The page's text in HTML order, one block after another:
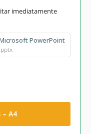
imediatamente
PowerPoint
.pptx
– A4